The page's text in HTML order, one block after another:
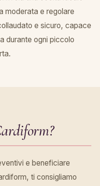
moderata e regolare
e sicuro, capace
durante ogni piccolo
e beneficiare
ti consigliamo